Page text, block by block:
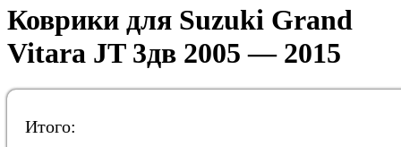
Коврики для Suzuki Grand
Vitara JT 3дв 2005 — 2015
Итого: